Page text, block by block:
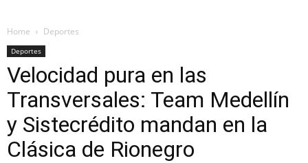
Home Deportes
Deportes
Velocidad pura en las
Transversales: Team Medellín
y Sistecrédito mandan en la
Clásica de Rionegro